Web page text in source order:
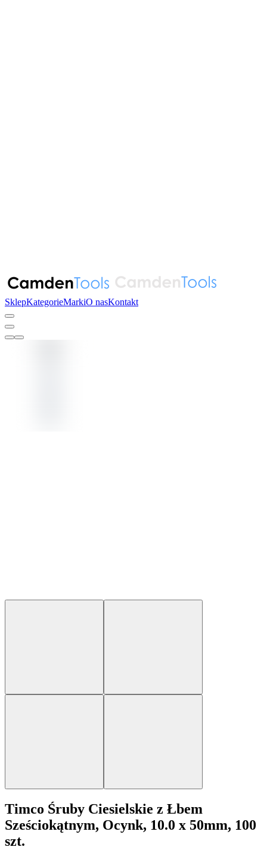
SklepKategorieMarkiO nasKontakt
Timco Śruby Ciesielskie z Łbem
Sześciokątnym, Ocynk, 10.0 x 50mm, 100
szt.